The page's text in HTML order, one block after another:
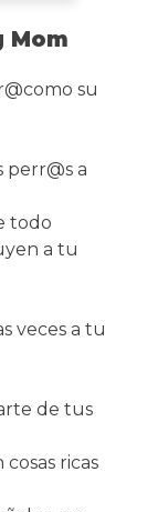
Mom
su
perr@s a
todo
a tu
veces a tu
de tus
ricas